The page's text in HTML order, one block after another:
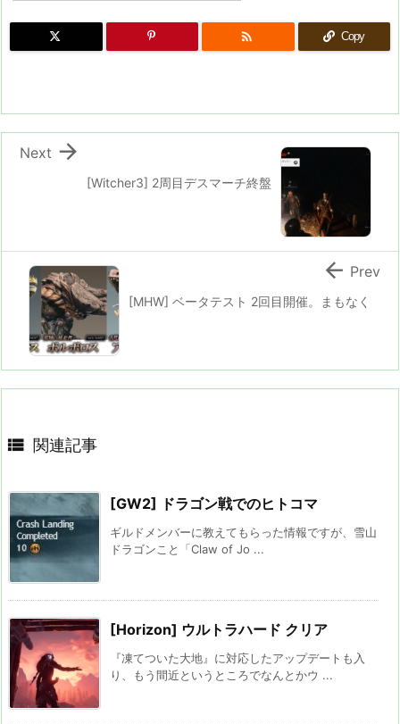
 Copy
[Witcher3] 2周目デスマーチ終盤

Next
[MHW] ベータテスト 2回目開催。まもなく
 Prev
 関連記事
[GW2] ドラゴン戦でのヒトコマ
ギルドメンバーに教えてもらった情報ですが、雪山
ドラゴンこと「Claw of Jo ...
[Horizon] ウルトラハード クリア
『凍てついた大地』に対応したアップデートも入
り、もう間近というところでなんとかウ ...